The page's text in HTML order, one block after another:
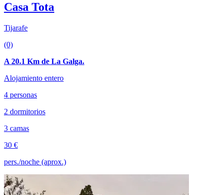
Casa Tota
Tijarafe
(0)
A 20.1 Km de La Galga.
Alojamiento entero
4 personas
2 dormitorios
3 camas
30 €
pers./noche (aprox.)